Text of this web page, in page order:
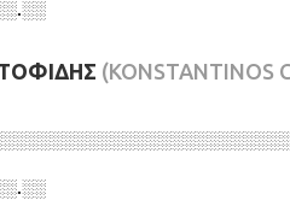
(KONSTANTINOS